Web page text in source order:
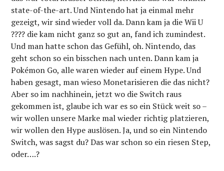
state-of-the-art. Und Nintendo hat ja einmal mehr
gezeigt, wir sind wieder voll da. Dann kam ja die Wii U
???? die kam nicht ganz so gut an, fand ich zumindest.
Und man hatte schon das Gefühl, oh. Nintendo, das
geht schon so ein bisschen nach unten. Dann kam ja
Pokémon Go, alle waren wieder auf einem Hype. Und
haben gesagt, man wieso Monetarisieren die das nicht?
Aber so im nachhinein, jetzt wo die Switch raus
gekommen ist, glaube ich war es so ein Stück weit so –
wir wollen unsere Marke mal wieder richtig platzieren,
wir wollen den Hype auslösen. Ja, und so ein Nintendo
Switch, was sagst du? Das war schon so ein riesen Step,
oder….?